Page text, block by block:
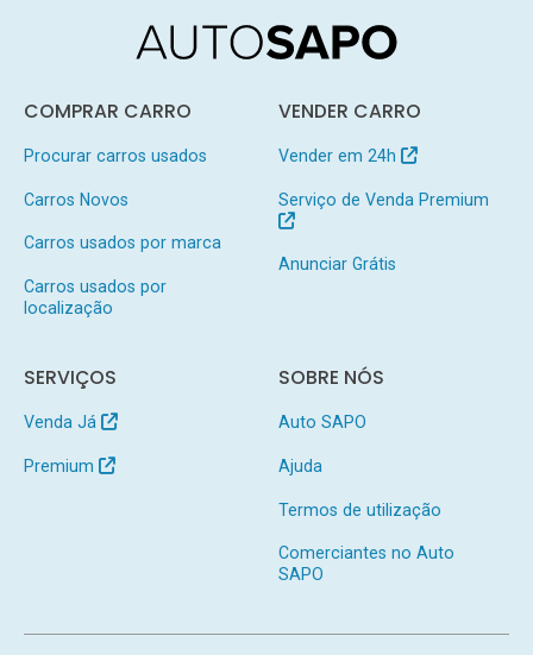
COMPRAR CARRO
Procurar carros usados
Carros Novos
Carros usados por marca
Carros usados por
localização
VENDER CARRO
Vender em 24h
Serviço de Venda Premium
Anunciar Grátis
SERVIÇOS
Venda Já
Premium
SOBRE NÓS
Auto SAPO
Ajuda
Termos de utilização
Comerciantes no Auto
SAPO